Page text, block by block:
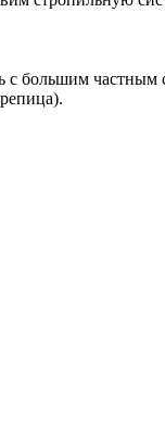
частным